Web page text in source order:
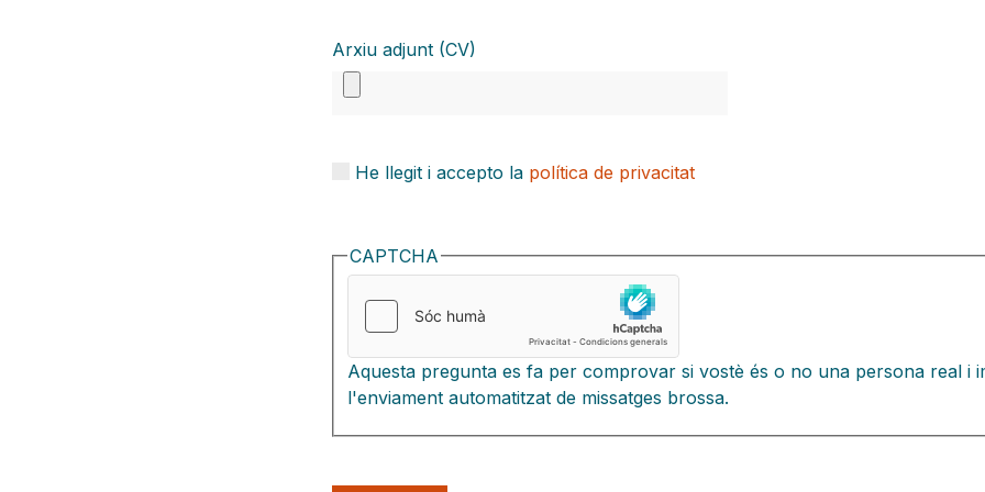
Arxiu adjunt (CV)
He llegit i accepto la política de privacitat
CAPTCHA
Aquesta pregunta es fa per comprovar si vostè és o no una persona real i
l'enviament automatitzat de missatges brossa.